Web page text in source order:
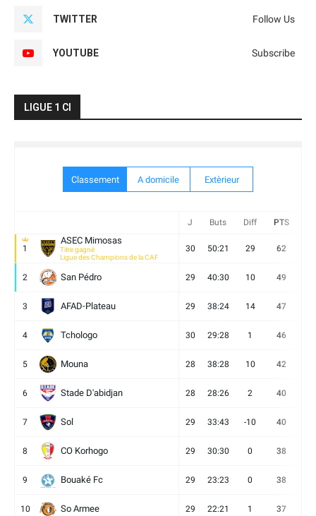
TWITTER Follow Us
YOUTUBE Subscribe
LIGUE 1 CI
Classement A domicile Extèrieur
J Buts Diff PTS
1
ASEC Mimosas
Titre gagné
Ligue des Champions de la CAF
30 50:21 29 62
2 San Pédro 29 40:30 10 49
3 AFAD-Plateau 29 38:24 14 47
4 Tchologo 30 29:28 1 46
5 Mouna 28 38:28 10 42
6 Stade D'abidjan 28 28:26 2 40
7 Sol 29 33:43 -10 40
8 CO Korhogo 29 30:30 0 38
9 Bouaké Fc 29 23:23 0 38
10 So Armee 29 22:21 1 37